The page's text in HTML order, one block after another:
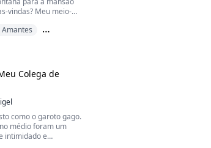
vindas? Meu meio-
de entender tática de
Colega de
como o garoto gago.
médio foram um
intimidado e